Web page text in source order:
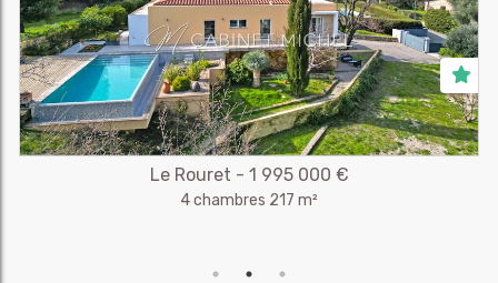
Le Rouret - 1 995 000 €
4 chambres 217 m²